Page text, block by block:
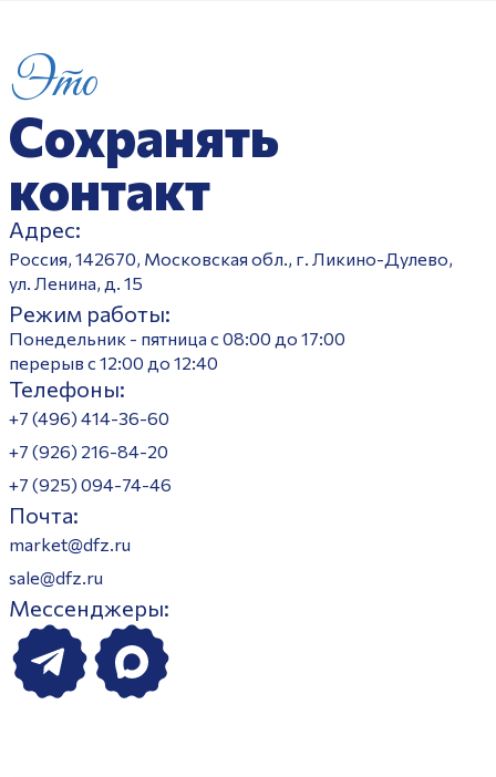
Это
Сохранять
контакт
Адрес:
Россия, 142670, Московская обл., г. Ликино-Дулево,
ул. Ленина, д. 15
Режим работы:
Понедельник - пятница с 08:00 до 17:00
перерыв с 12:00 до 12:40
Телефоны:
+7 (496) 414-36-60
+7 (926) 216-84-20
+7 (925) 094-74-46
Почта:
market@dfz.ru
sale@dfz.ru
Мессенджеры: